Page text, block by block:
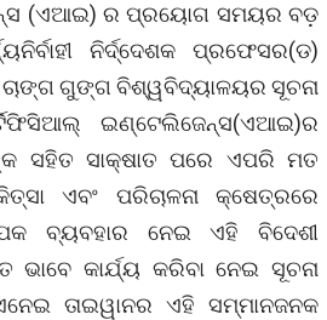
(ଏଆଇ) ର ପ୍ରୟୋଗ ସମୟର ବଡ଼
ନିର୍ଦ୍ଦେଶକ ପ୍ରଫେସର(ଡ)
ଗୁଙ୍ଗ ବିଶ୍ୱବିଦ୍ୟାଳୟର ସୂଚନା
ଇଣ୍ଟେଲିଜେନ୍ସ(ଏଆଇ)ର
ସହିତ ସାକ୍ଷାତ ପରେ ଏପରି ମତ
ଏବଂ ପରିଚାଳନା କ୍ଷେତ୍ରରେ
ବ୍ୟବହାର ନେଇ ଏହି ବିଦେଶୀ
କାର୍ଯ୍ୟ କରିବା ନେଇ ସୂଚନା
ତାଇୱାନର ଏହି ସମ୍ମାନଜନକ